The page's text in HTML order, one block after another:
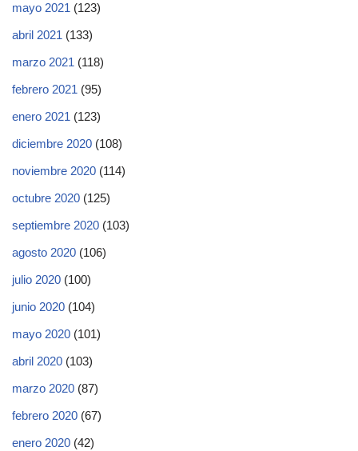
mayo 2021 (123)
abril 2021 (133)
marzo 2021 (118)
febrero 2021 (95)
enero 2021 (123)
diciembre 2020 (108)
noviembre 2020 (114)
octubre 2020 (125)
septiembre 2020 (103)
agosto 2020 (106)
julio 2020 (100)
junio 2020 (104)
mayo 2020 (101)
abril 2020 (103)
marzo 2020 (87)
febrero 2020 (67)
enero 2020 (42)